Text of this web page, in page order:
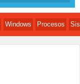
Windows Procesos